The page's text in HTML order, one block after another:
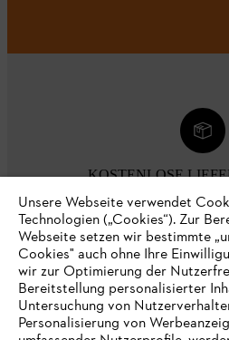
KOSTENLOSE
LIEFERUNG NACH
FACHHANDEL
Unsere Webseite verwendet
Technologien („Cookies“). Zur
Webseite setzen wir bestimmte
Cookies" auch ohne Ihre
wir zur Optimierung der
Bereitstellung personalisierter
Untersuchung von
Personalisierung von